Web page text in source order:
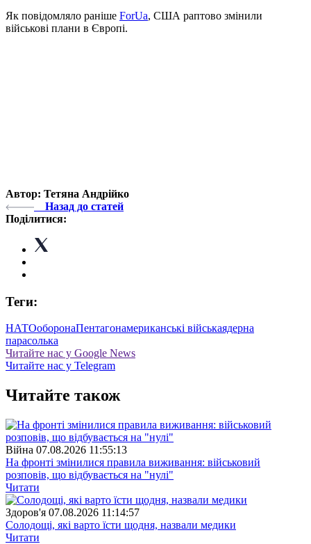
Як повідомляло раніше ForUa, США раптово змінили
військові плани в Європі.
Автор: Тетяна Андрійко
Назад до статей
Поділитися:
Теги:
НАТОоборонаПентагонамериканські військаядерна
парасолька
Читайте нас у Google News
Читайте нас у Telegram
Читайте також
Війна 07.08.2026 11:55:13
На фронті змінилися правила виживання: військовий
розповів, що відбувається на "нулі"
Читати
Здоров'я 07.08.2026 11:14:57
Солодощі, які варто їсти щодня, назвали медики
Читати